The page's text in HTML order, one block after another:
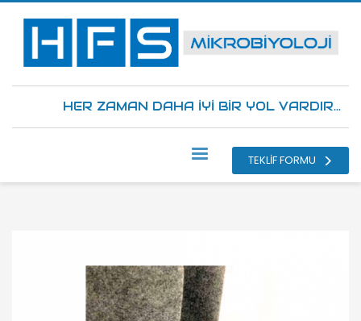
HER ZAMAN DAHA İYİ BİR YOL VARDIR...
TEKLİF FORMU